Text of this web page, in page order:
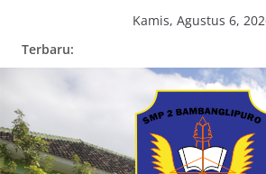
Kamis, Agustus 6,
Terbaru: